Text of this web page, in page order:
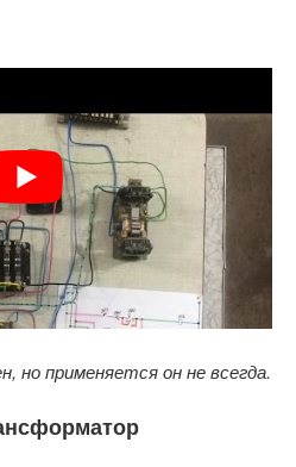
но применяется он не всегда.